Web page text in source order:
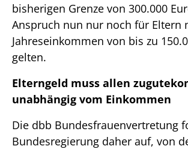
bisherigen Grenze von 300.000
Anspruch nun nur noch für Eltern
Jahreseinkommen von bis zu
gelten.
Elterngeld muss allen
unabhängig vom Einkommen
Die dbb Bundesfrauenvertretung
Bundesregierung daher auf, von